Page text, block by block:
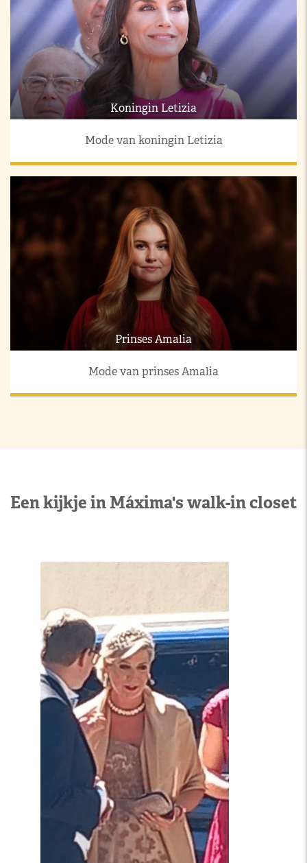
Koningin Letizia
Mode van koningin Letizia
Prinses Amalia
Mode van prinses Amalia
Een kijkje in Máxima's walk-in closet